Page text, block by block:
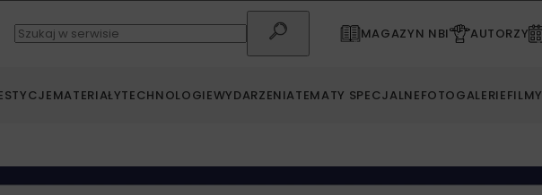
MAGAZYN NBI AUTORZY
MATERIAŁYTECHNOLOGIEWYDARZENIATEMATY SPECJALNEFOTOGALERIEFILMY